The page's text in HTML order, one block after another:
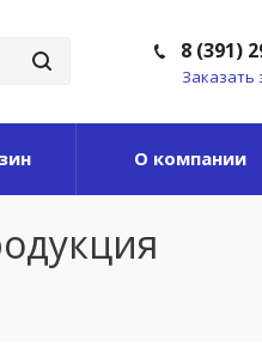
8 (391)
Заказать
О компании